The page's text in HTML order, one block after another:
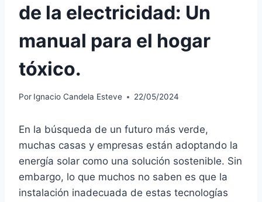
de la electricidad: Un
manual para el hogar
tóxico.
Por Ignacio Candela Esteve 22/05/2024
En la búsqueda de un futuro más verde,
muchas casas y empresas están adoptando la
energía solar como una solución sostenible. Sin
embargo, lo que muchos no saben es que la
instalación inadecuada de estas tecnologías